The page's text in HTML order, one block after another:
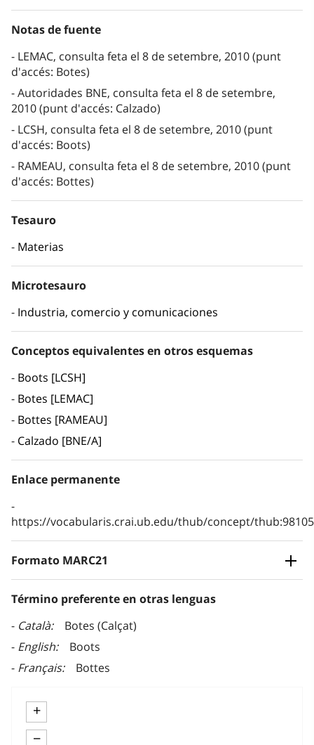
Notas de fuente
LEMAC, consulta feta el 8 de setembre, 2010 (punt
d'accés: Botes)
Autoridades BNE, consulta feta el 8 de setembre,
2010 (punt d'accés: Calzado)
LCSH, consulta feta el 8 de setembre, 2010 (punt
d'accés: Boots)
RAMEAU, consulta feta el 8 de setembre, 2010 (punt
d'accés: Bottes)
Tesauro
Materias
Microtesauro
Industria, comercio y comunicaciones
Conceptos equivalentes en otros esquemas
Boots [LCSH]
Botes [LEMAC]
Bottes [RAMEAU]
Calzado [BNE/A]
Enlace permanente
https://vocabularis.crai.ub.edu/thub/concept/
Formato MARC21
Término preferente en otras lenguas
Català
Botes (Calçat)
English
Boots
Français
Bottes
+
−